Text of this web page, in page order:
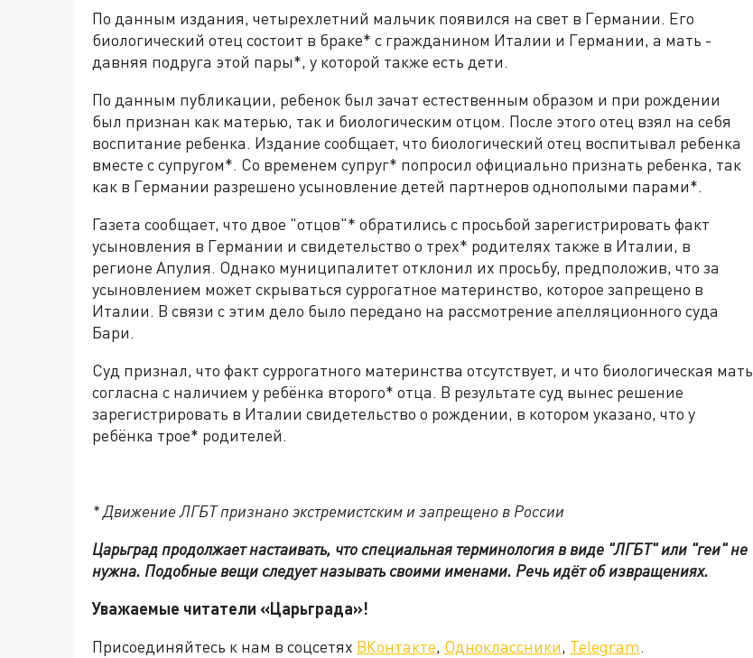
По данным издания, четырехлетний мальчик появился на свет в Германии. Его
биологический отец состоит в браке* с гражданином Италии и Германии, а мать -
давняя подруга этой пары*, у которой также есть дети.
По данным публикации, ребенок был зачат естественным образом и при рождении
был признан как матерью, так и биологическим отцом. После этого отец взял на себя
воспитание ребенка. Издание сообщает, что биологический отец воспитывал ребенка
вместе с супругом*. Со временем супруг* попросил официально признать ребенка, так
как в Германии разрешено усыновление детей партнеров однополыми парами*.
Газета сообщает, что двое "отцов"* обратились с просьбой зарегистрировать факт
усыновления в Германии и свидетельство о трех* родителях также в Италии, в
регионе Апулия. Однако муниципалитет отклонил их просьбу, предположив, что за
усыновлением может скрываться суррогатное материнство, которое запрещено в
Италии. В связи с этим дело было передано на рассмотрение апелляционного суда
Бари.
Суд признал, что факт суррогатного материнства отсутствует, и что биологическая мать
согласна с наличием у ребёнка второго* отца. В результате суд вынес решение
зарегистрировать в Италии свидетельство о рождении, в котором указано, что у
ребёнка трое* родителей.
* Движение ЛГБТ признано экстремистским и запрещено в России
Царьград продолжает настаивать, что специальная терминология в виде "ЛГБТ" или "геи" не
нужна. Подобные вещи следует называть своими именами. Речь идёт об извращениях.
Уважаемые читатели «Царьграда»!
Присоединяйтесь к нам в соцсетях ВКонтакте, Одноклассники, Telegram.